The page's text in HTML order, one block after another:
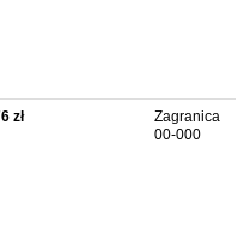
zł
Zagranica
00-000